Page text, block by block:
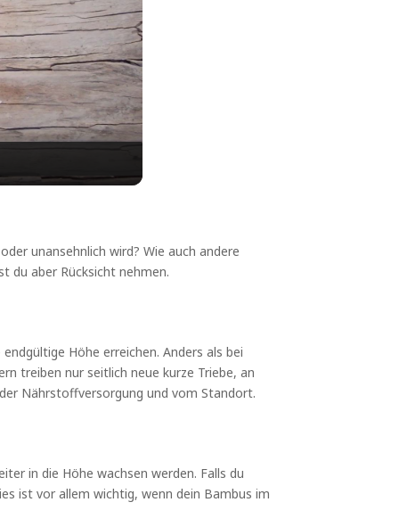
unansehnlich wird? Wie auch andere
du aber Rücksicht nehmen.
Höhe erreichen. Anders als bei
treiben nur seitlich neue kurze Triebe, an
Nährstoffversorgung und vom Standort.
in die Höhe wachsen werden. Falls du
ist vor allem wichtig, wenn dein Bambus im